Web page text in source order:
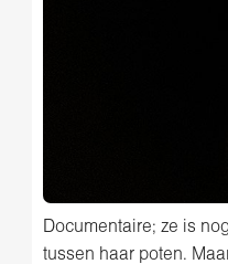
Documentaire; ze is
tussen haar poten.